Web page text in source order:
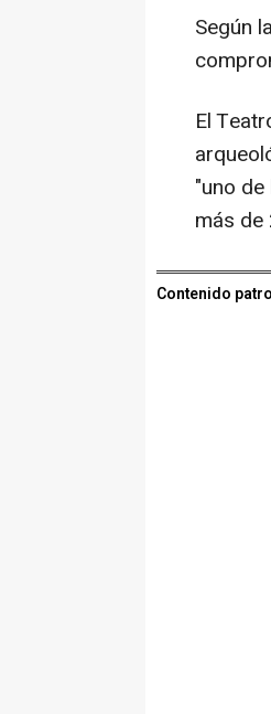
Según
El
"uno
más de
Contenido